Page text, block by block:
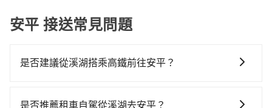
安平 接送常見問題
是否建議從溪湖搭乘高鐵前往安平？
計程車前往高鐵站！從最早06:25一直到23:07，台中-台
是否推薦租車自駕從溪湖去安平？